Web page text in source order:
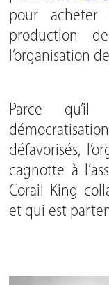
pour acheter
production
l’organisation
Parce
défavorisés,
cagnotte à
Corail King
et qui est